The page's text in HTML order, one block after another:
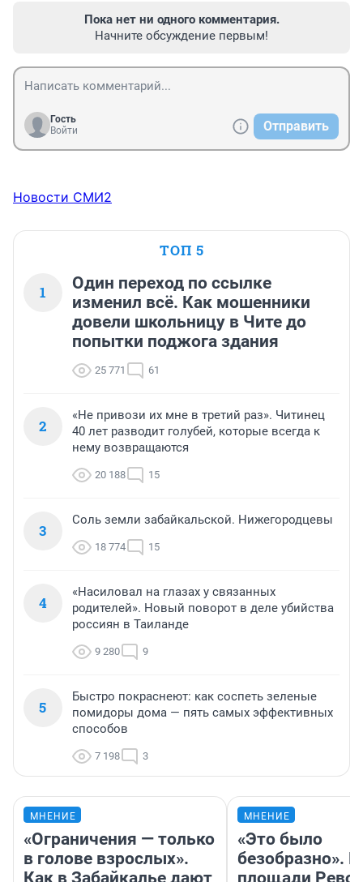
Пока нет ни одного комментария.
Начните обсуждение первым!
Гость
Войти
Отправить
Новости СМИ2
ТОП 5
1
Один переход по ссылке
изменил всё. Как мошенники
довели школьницу в Чите до
попытки поджога здания
25 771 61
2
«Не привози их мне в третий раз». Читинец
40 лет разводит голубей, которые всегда к
нему возвращаются
20 188 15
3
Соль земли забайкальской. Нижегородцевы
18 774 15
4
«Насиловал на глазах у связанных
родителей». Новый поворот в деле убийства
россиян в Таиланде
9 280 9
5
Быстро покраснеют: как соспеть зеленые
помидоры дома — пять самых эффективных
способов
7 198 3
МНЕНИЕ
«Ограничения — только
в голове взрослых».
Как в Забайкалье дают
МНЕНИЕ
«Это было
безобразно».
площади